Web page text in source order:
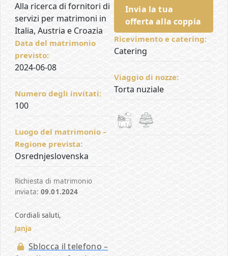
Alla ricerca di fornitori di
servizi per matrimoni in
Italia, Austria e Croazia
Data del matrimonio
previsto:
2024-06-08
Numero degli invitati:
100
Luogo del matrimonio –
Regione prevista:
Osrednjeslovenska
Richiesta di matrimonio
inviata:09.01.2024
Cordiali saluti,
Janja
Sblocca il telefono –
Invia la tua
offerta alla coppia
Ricevimento e catering:
Catering
Viaggio di nozze:
Torta nuziale